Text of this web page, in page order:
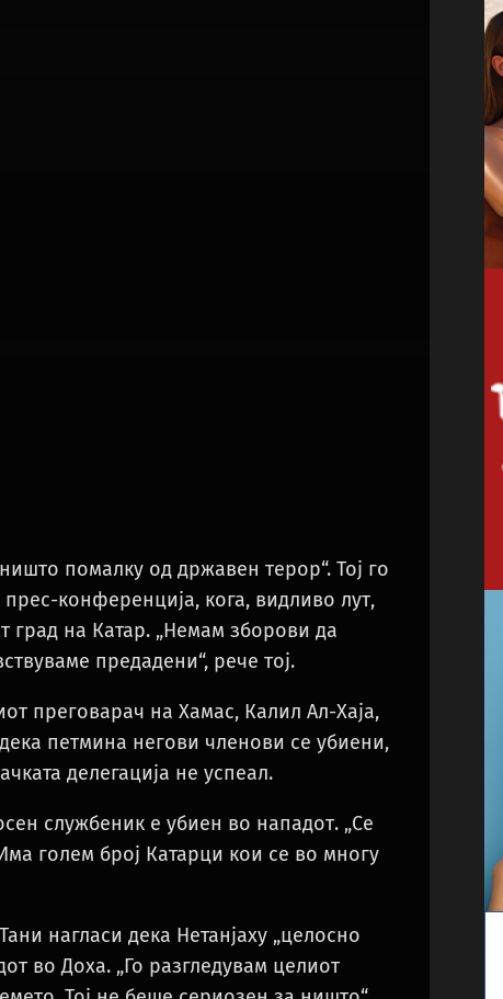
помалку од државен терор“. Тој го
конференција, кога, видливо лут,
град на Катар. „Немам зборови да
предадени“, рече тој.
преговарач на Хамас, Калил Ал-Хаја,
петмина негови членови се убиени,
делегација не успеал.
службеник е убиен во нападот. „Се
голем број Катарци кои се во многу
нагласи дека Нетанјаху „целосно
во Доха. „Го разгледувам целиот